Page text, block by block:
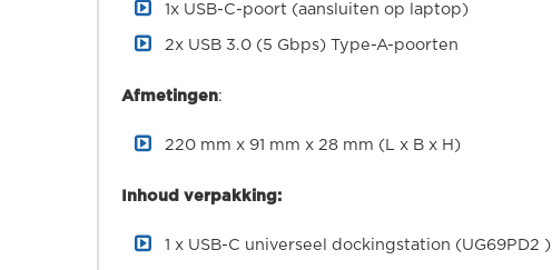
1x USB-C-poort (aansluiten op laptop)
2x USB 3.0 (5 Gbps) Type-A-poorten
Afmetingen:
220 mm x 91 mm x 28 mm (L x B x H)
Inhoud verpakking:
1 x USB-C universeel dockingstation (UG69PD2 )